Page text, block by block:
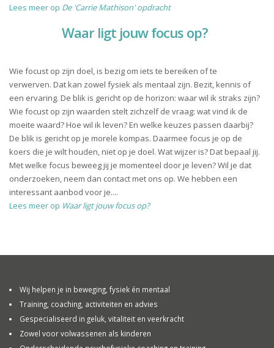
Lees meer op De 'Carrie Mathison' opdracht
Waar ligt jouw focus op?
Wie focust op zijn doel, is bezig om iets te bereiken of te
verwerven. Dat kan zowel fysiek als mentaal zijn. Bezit, kennis of
een ervaring. De blik is gericht op de horizon: waar wil ik straks zijn?
Wie focust op zijn waarden stelt zichzelf de vraag: wat vind ik de
moeite waard? Hoe wil ik leven? En welke keuzes passen daarbij?
De blik is gericht op je morele kompas. Daarmee focus je op de
koers die je wilt houden, niet op je doel. Wat wijzer is? Dat bepaal jij.
Met welke focus beweeg jij je momenteel door je leven? Wil je dat
onderzoeken, neem dan contact met ons op. We hebben een
interessant aanbod voor je....
Lees meer op Waar ligt jouw focus op?
Wij helpen je in beweging, fysiek én mentaal
Training, coaching, activiteiten en advies
Gespecialiseerd in geluk, vitaliteit en veerkracht
Zowel voor volwassenen als kinderen